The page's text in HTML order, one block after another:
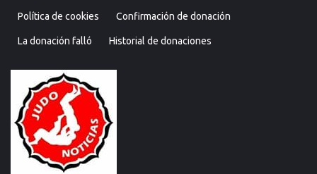
Política de cookies Confirmación de donación
La donación falló Historial de donaciones